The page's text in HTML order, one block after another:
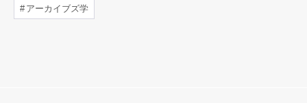
アーカイブズ学